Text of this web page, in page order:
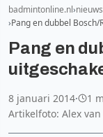
badmintonline.nl nieuws
Pang en dubbel
Pang en
8 januari 2014· 1
Artikelfoto: Alex van